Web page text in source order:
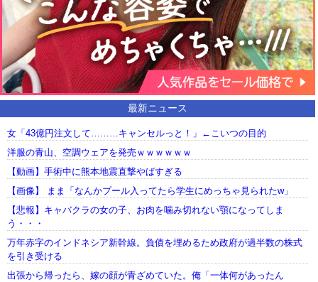
最新ニュース
女「43億円注文して………キャンセルっと！」←こいつの目的
洋服の青山、空調ウェアを発売ｗｗｗｗｗｗ
【動画】手術中に熊本地震直撃やばすぎる
【画像】 まま「なんかプール入ってたら学生にめっちゃ見られたw」
【悲報】キャバクラの女の子、お肉を噛み切れない顎になってしま
う・・・
万年赤字のインドネシア新幹線。負債を埋めるため政府が過半数の株式
を引き受ける
出張から帰ったら、嫁の顔が青ざめていた。俺「一体何があったん